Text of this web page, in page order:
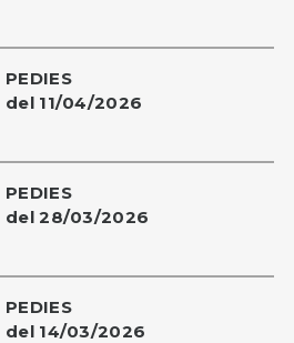
PEDIES
del 11/04/2026
PEDIES
del 28/03/2026
PEDIES
del 14/03/2026